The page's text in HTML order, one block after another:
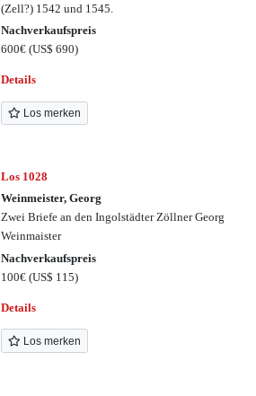
(Zell?) 1542 und 1545.
Nachverkaufspreis
600€(US$ 690)
Details
Los merken
Los 1028
Weinmeister, Georg
Zwei Briefe an den Ingolstädter Zöllner Georg
Weinmaister
Nachverkaufspreis
100€(US$ 115)
Details
Los merken